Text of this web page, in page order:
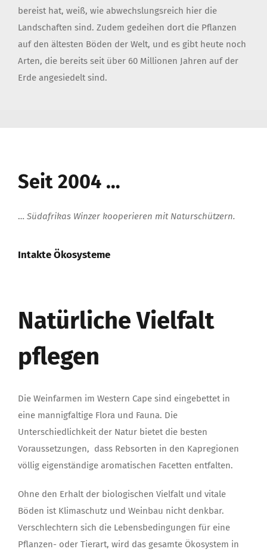
bereist hat, weiß, wie abwechslungsreich hier die
Landschaften sind. Zudem gedeihen dort die Pflanzen
auf den ältesten Böden der Welt, und es gibt heute noch
Arten, die bereits seit über 60 Millionen Jahren auf der
Erde angesiedelt sind.
Seit 2004 …
… Südafrikas Winzer kooperieren mit Naturschützern.
Intakte Ökosysteme
Natürliche Vielfalt
pflegen
Die Weinfarmen im Western Cape sind eingebettet in
eine mannigfaltige Flora und Fauna. Die
Unterschiedlichkeit der Natur bietet die besten
Voraussetzungen, dass Rebsorten in den Kapregionen
völlig eigenständige aromatischen Facetten entfalten.
Ohne den Erhalt der biologischen Vielfalt und vitale
Böden ist Klimaschutz und Weinbau nicht denkbar.
Verschlechtern sich die Lebensbedingungen für eine
Pflanzen- oder Tierart, wird das gesamte Ökosystem in